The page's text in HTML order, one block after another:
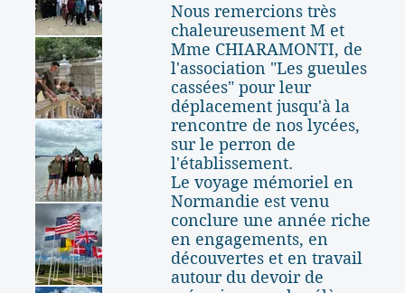
Nous remercions très
chaleureusement M et
Mme CHIARAMONTI, de
l'association "Les gueules
cassées" pour leur
déplacement jusqu'à la
rencontre de nos lycées,
sur le perron de
l'établissement.
Le voyage mémoriel en
Normandie est venu
conclure une année riche
en engagements, en
découvertes et en travail
autour du devoir de